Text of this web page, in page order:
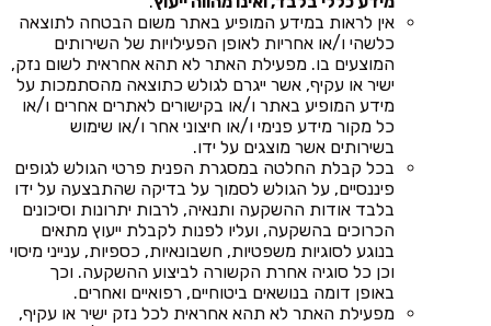
אין לראות במידע המופיע באתר משום הבטחה לתוצאה
כלשהי ו/או אחריות לאופן הפעילויות של השירותים
המוצעים בו. מפעילת האתר לא תהא אחראית לשום נזק,
ישיר או עקיף, אשר ייגרם לגולש כתוצאה מהסתמכות על
מידע המופיע באתר ו/או בקישורים לאתרים אחרים ו/או
כל מקור מידע פנימי ו/או חיצוני אחר ו/או שימוש
בשירותים אשר מוצגים על ידו.
בכל קבלת החלטה במסגרת הפנית פרטי הגולש לגופים
פיננסיים, על הגולש לסמוך על בדיקה שהתבצעה על ידו
בלבד אודות ההשקעה ותנאיה, לרבות יתרונות וסיכונים
הכרוכים בהשקעה, ועליו לפנות לקבלת ייעוץ מתאים
בנוגע לסוגיות משפטיות, חשבונאיות, כספיות, ענייני מיסוי
וכן כל סוגיה אחרת הקשורה לביצוע ההשקעה. וכך
באופן דומה בנושאים ביטוחיים, רפואיים ואחרים.
מפעילת האתר לא תהא אחראית לכל נזק ישיר או עקיף,